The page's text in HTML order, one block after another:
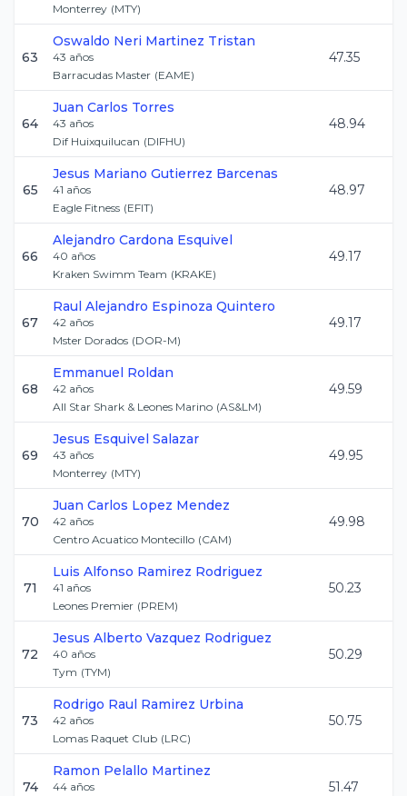
Monterrey (MTY)
63
Oswaldo Neri Martinez Tristan
43 años
Barracudas Master (EAME)
47.35
64
Juan Carlos Torres
43 años
Dif Huixquilucan (DIFHU)
48.94
65
Jesus Mariano Gutierrez Barcenas
41 años
Eagle Fitness (EFIT)
48.97
66
Alejandro Cardona Esquivel
40 años
Kraken Swimm Team (KRAKE)
49.17
67
Raul Alejandro Espinoza Quintero
42 años
Mster Dorados (DOR-M)
49.17
68
Emmanuel Roldan
42 años
All Star Shark & Leones Marino (AS&LM)
49.59
69
Jesus Esquivel Salazar
43 años
Monterrey (MTY)
49.95
70
Juan Carlos Lopez Mendez
42 años
Centro Acuatico Montecillo (CAM)
49.98
71
Luis Alfonso Ramirez Rodriguez
41 años
Leones Premier (PREM)
50.23
72
Jesus Alberto Vazquez Rodriguez
40 años
Tym (TYM)
50.29
73
Rodrigo Raul Ramirez Urbina
42 años
Lomas Raquet Club (LRC)
50.75
74
Ramon Pelallo Martinez
44 años
51.47